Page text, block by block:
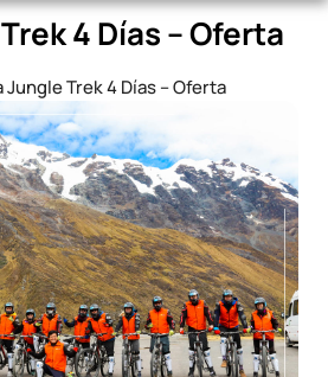
4 Días – Oferta
Jungle Trek 4 Días – Oferta